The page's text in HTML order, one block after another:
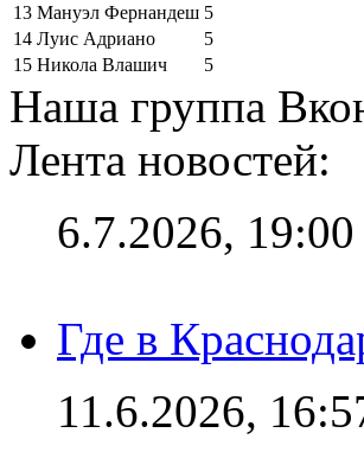
13 Мануэл Фернандеш 5
14 Луис Адриано
5
15 Никола Влашич 5
Наша группа
Лента новостей:
6.7.2026, 19:00
Где в
11.6.2026,